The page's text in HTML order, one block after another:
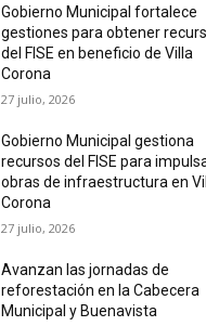
Gobierno Municipal fortalece
gestiones para obtener
del FISE en beneficio de Villa
Corona
27 julio, 2026
Gobierno Municipal gestiona
recursos del FISE para
obras de infraestructura en
Corona
27 julio, 2026
Avanzan las jornadas de
reforestación en la Cabecera
Municipal y Buenavista